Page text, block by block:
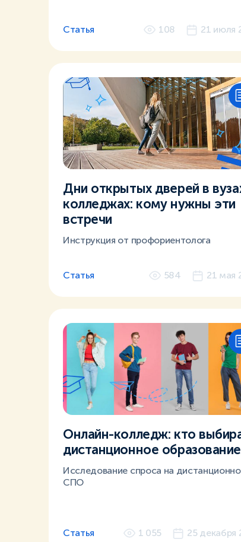
Статья 108 21 июля
Дни открытых дверей в
колледжах: кому нужны эти
встречи
Инструкция от профориентолога
Статья 584 21 мая
Онлайн-колледж: кто
дистанционное образование
Исследование спроса на
СПО
Статья 1 055 25 декабря